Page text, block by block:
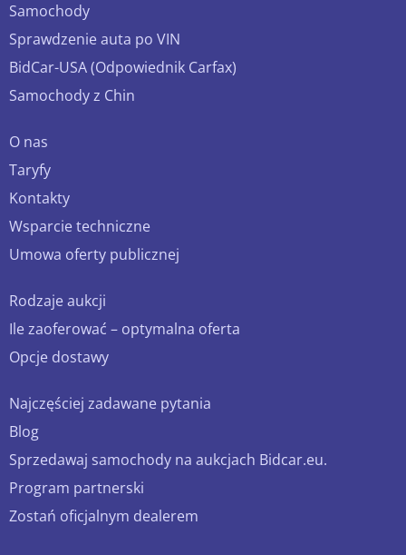
Samochody
Sprawdzenie auta po VIN
BidCar-USA (Odpowiednik Carfax)
Samochody z Chin
O nas
Taryfy
Kontakty
Wsparcie techniczne
Umowa oferty publicznej
Rodzaje aukcji
Ile zaoferować – optymalna oferta
Opcje dostawy
Najczęściej zadawane pytania
Blog
Sprzedawaj samochody na aukcjach Bidcar.eu.
Program partnerski
Zostań oficjalnym dealerem